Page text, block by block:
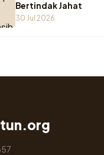
Bertindak Jahat
30 Jul 2026